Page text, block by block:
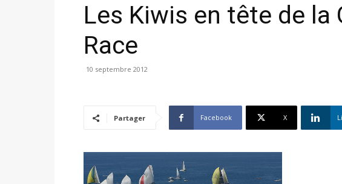
Les Kiwis en tête de la
Race
10 septembre 2012
Partager Facebook X